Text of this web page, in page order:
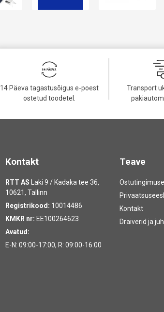
14 Päeva tagastusõigus e-poest
ostetud toodetel.
Transport
Kontakt
RTT AS Laki 9 / Kadaka tee 36,
10621, Tallinn
Registrikood: 10014486
KMKR nr: EE100264623
Avatud:
E-N: 09:00-17:00, R: 09:00-16:00
Teave
Kontakt
Draiverid ja